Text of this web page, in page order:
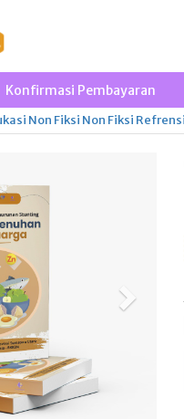
Konfirmasi Pembayaran
Non Fiksi Non Fiksi Refrensi